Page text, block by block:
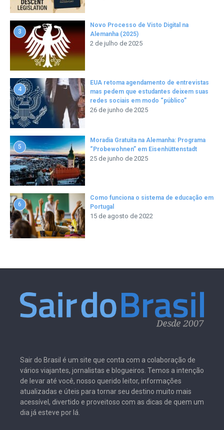
3
Novo Processo de Visto Digital na
Alemanha (2025)
2 de julho de 2025
4
EUA retoma agendamento de entrevistas
mas pedem que estudantes deixem suas
redes sociais em modo “público”
26 de junho de 2025
5
Moradia Gratuita na Alemanha: Programa
“Probewohnen” em Eisenhüttenstadt
25 de junho de 2025
6
Como funciona o sistema de educação em
Portugal
15 de agosto de 2022
Sair do Brasil é um site que conta com a colaboração de
vários viajantes, jornalistas e blogueiros. Temos a intenção
de levar até você, nosso querido leitor, informações
atualizadas e úteis para tornar seu destino muito mais
acessível, divertido e proveitoso com as dicas de quem um
dia já esteve por lá.